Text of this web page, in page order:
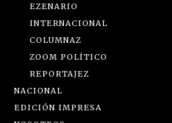
EZENARIO
INTERNACIONAL
COLUMNAZ
ZOOM POLÍTICO
REPORTAJEZ
NACIONAL
EDICIÓN IMPRESA